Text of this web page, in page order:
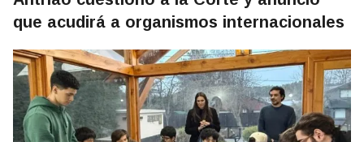
que acudirá a organismos internacionales